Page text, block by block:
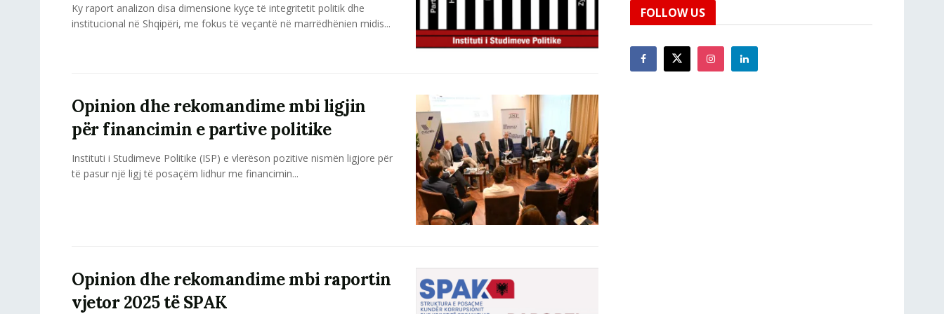
Ky raport analizon disa dimensione kyçe të integritetit politik dhe
institucional në Shqipëri, me fokus të veçantë në marrëdhënien midis...
Opinion dhe rekomandime mbi ligjin
për financimin e partive politike
Instituti i Studimeve Politike (ISP) e vlerëson pozitive nismën ligjore për
të pasur një ligj të posaçëm lidhur me financimin...
Opinion dhe rekomandime mbi raportin
vjetor 2025 të SPAK
FOLLOW US